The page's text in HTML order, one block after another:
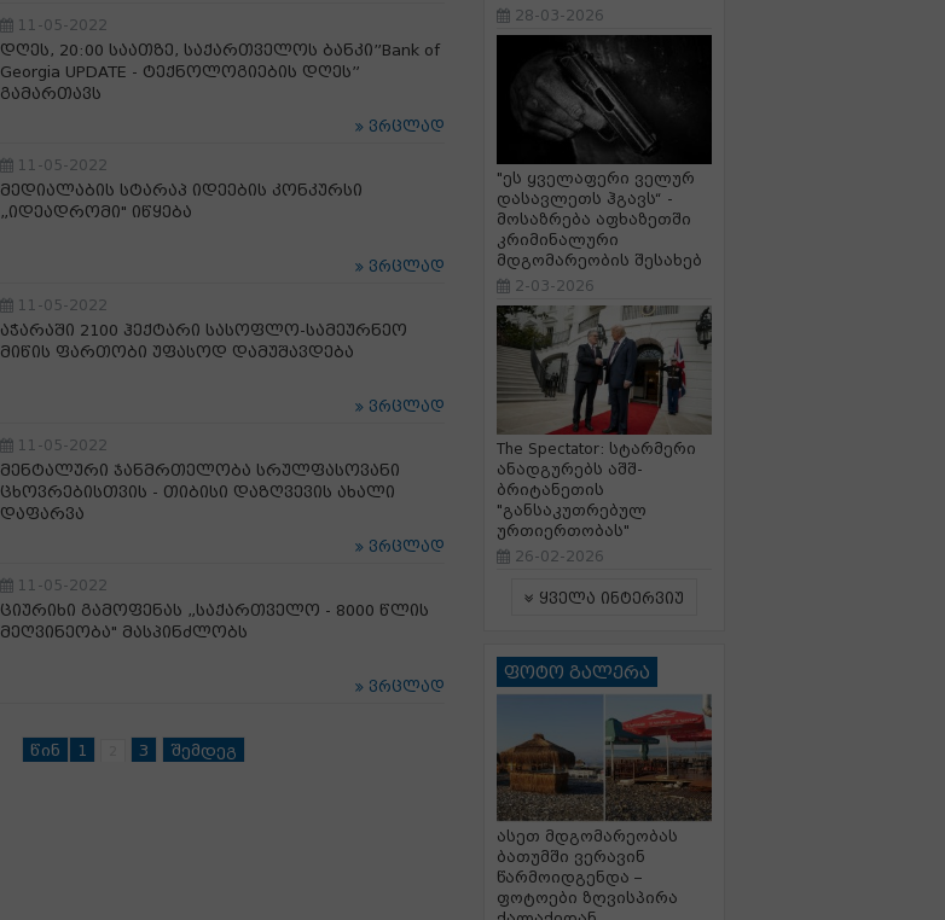
11-05-2022
დღეს, 20:00 საათზე, საქართველოს ბანკი”Bank of
Georgia UPDATE - ტექნოლოგიების დღეს”
გამართავს
ვრცლად
11-05-2022
მედიალაბის სტარაპ იდეების კონკურსი
„იდეადრომი" იწყება
ვრცლად
11-05-2022
აჭარაში 2100 ჰექტარი სასოფლო-სამეურნეო
მიწის ფართობი უფასოდ დამუშავდება
ვრცლად
11-05-2022
მენტალური ჯანმრთელობა სრულფასოვანი
ცხოვრებისთვის - თიბისი დაზღვევის ახალი
დაფარვა
ვრცლად
11-05-2022
ციურიხი გამოფენას „საქართველო - 8000 წლის
მეღვინეობა" მასპინძლობს
ვრცლად
წინ 1 3 შემდეგ
28-03-2026
"ეს ყველაფერი ველურ
დასავლეთს ჰგავს“ -
მოსაზრება აფხაზეთში
კრიმინალური
მდგომარეობის შესახებ
2-03-2026
The Spectator: სტარმერი
ანადგურებს აშშ-
ბრიტანეთის
"განსაკუთრებულ
ურთიერთობას"
26-02-2026
ყველა ინტერვიუ
ფოტო გალერა
ასეთ მდგომარეობას
ბათუმში ვერავინ
წარმოიდგენდა –
ფოტოები ზღვისპირა